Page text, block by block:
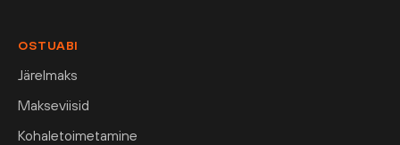
OSTUABI
Järelmaks
Makseviisid
Kohaletoimetamine